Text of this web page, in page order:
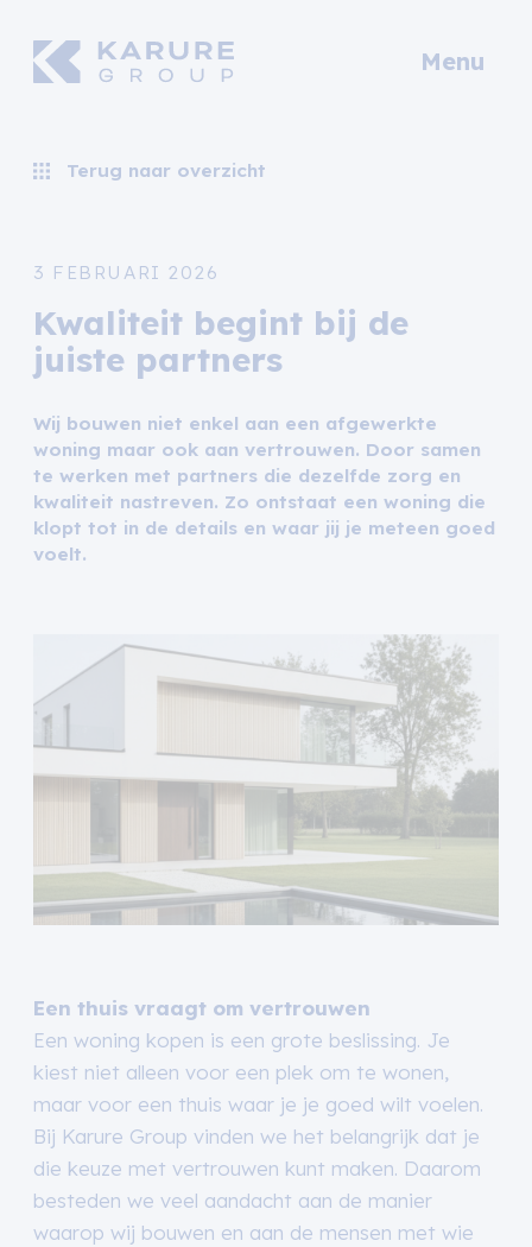
Menu
Terug naar overzicht
3 FEBRUARI 2026
Kwaliteit begint bij de
juiste partners
Wij bouwen niet enkel aan een afgewerkte
woning maar ook aan vertrouwen. Door samen
te werken met partners die dezelfde zorg en
kwaliteit nastreven. Zo ontstaat een woning die
klopt tot in de details en waar jij je meteen goed
voelt.
Een thuis vraagt om vertrouwen
Een woning kopen is een grote beslissing. Je
kiest niet alleen voor een plek om te wonen,
maar voor een thuis waar je je goed wilt voelen.
Bij Karure Group vinden we het belangrijk dat je
die keuze met vertrouwen kunt maken. Daarom
besteden we veel aandacht aan de manier
waarop wij bouwen en aan de mensen met wie